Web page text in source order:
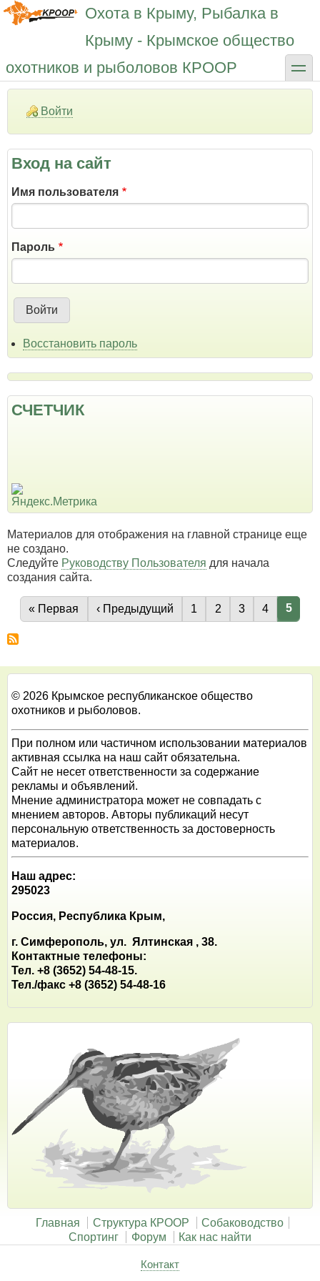
Перейти
Охота в Крыму, Рыбалка в
Крыму - Крымское общество
охотников и рыболовов КРООР
toggle
Войти
Вход на сайт
Имя пользователя
Пароль
Восстановить пароль
СЧЕТЧИК
Материалов для отображения на главной странице еще
не создано.
Следуйте Руководству Пользователя для начала
создания сайта.
Нумерация
страниц
Первая страница
« Первая Предыдущая страница
‹ Предыдущий Страница
1 Страница
2 Страница
3 Страница
4 5
© 2026 Крымское республиканское общество
охотников и рыболовов.
При полном или частичном использовании материалов
активная ссылка на наш сайт обязательна.
Сайт не несет ответственности за содержание
рекламы и объявлений.
Мнение администратора может не совпадать с
мнением авторов. Авторы публикаций несут
персональную ответственность за достоверность
материалов.
Наш адрес:
295023
Россия, Республика Крым,
г. Симферополь, ул. Ялтинская , 38.
Контактные телефоны:
Тел. +8 (3652) 54-48-15.
Тел./факс +8 (3652) 54-48-16
Главная Структура КРООР
Собаководство
Спортинг
Форум Как нас найти
Контакт